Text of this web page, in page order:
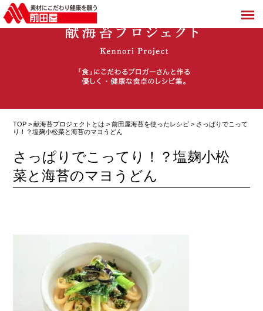
TOP >献海苔プロジェクトとは >前田屋海苔を使ったレシピ> さっぱりでこって
り！？塩麹小松菜と海苔のマヨうどん
さっぱりでこってり！？塩麹小松
菜と海苔のマヨうどん